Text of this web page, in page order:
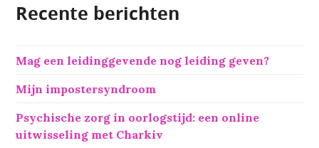
e
a
a
:
Recente berichten
Mag een leidinggevende nog leiding geven?
Mijn impostersyndroom
Psychische zorg in oorlogstijd: een online
uitwisseling met Charkiv